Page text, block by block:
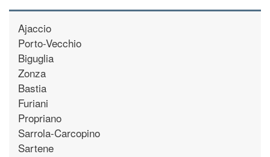
Ajaccio
Porto-Vecchio
Biguglia
Zonza
Bastia
Furiani
Propriano
Sarrola-Carcopino
Sartene